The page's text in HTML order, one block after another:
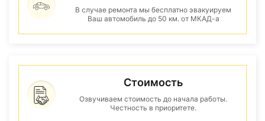
В случае ремонта мы бесплатно эвакуируем
Ваш автомобиль до 50 км. от МКАД-а
Стоимость
Озвучиваем стоимость до начала работы.
Честность в приоритете.